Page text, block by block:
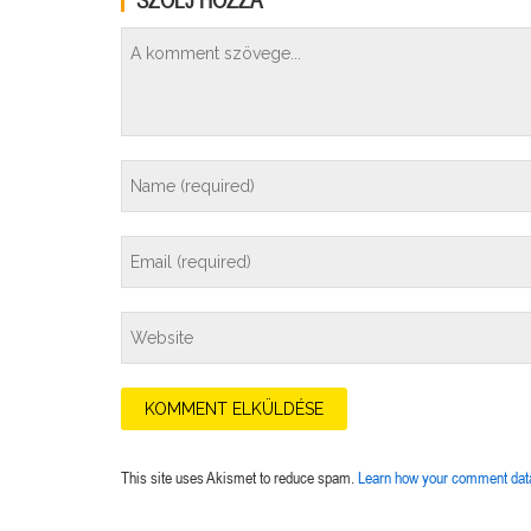
This site uses Akismet to reduce spam. Learn how your comment